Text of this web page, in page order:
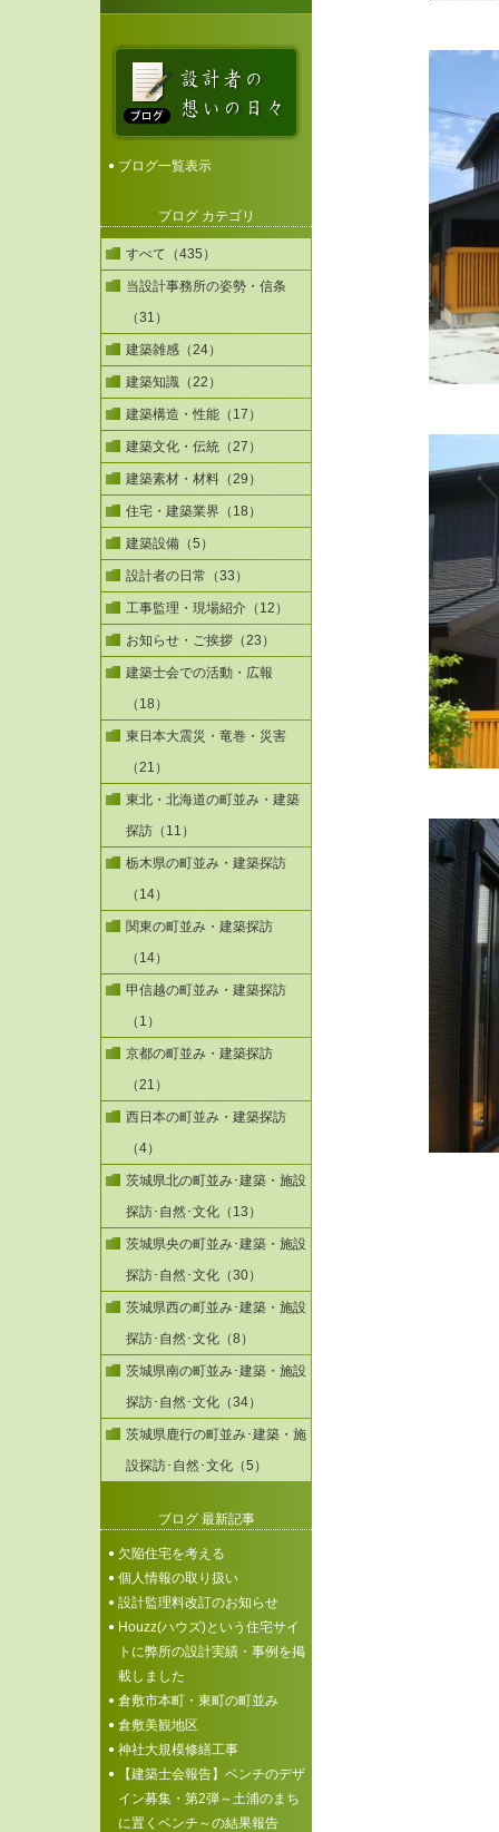
ブログ一覧表示
ブログ カテゴリ
すべて（435）
当設計事務所の姿勢・信条
（31）
建築雑感（24）
建築知識（22）
建築構造・性能（17）
建築文化・伝統（27）
建築素材・材料（29）
住宅・建築業界（18）
建築設備（5）
設計者の日常（33）
工事監理・現場紹介（12）
お知らせ・ご挨拶（23）
建築士会での活動・広報
（18）
東日本大震災・竜巻・災害
（21）
東北・北海道の町並み・建築
探訪（11）
栃木県の町並み・建築探訪
（14）
関東の町並み・建築探訪
（14）
甲信越の町並み・建築探訪
（1）
京都の町並み・建築探訪
（21）
西日本の町並み・建築探訪
（4）
茨城県北の町並み･建築・施設
探訪･自然･文化（13）
茨城県央の町並み･建築・施設
探訪･自然･文化（30）
茨城県西の町並み･建築・施設
探訪･自然･文化（8）
茨城県南の町並み･建築・施設
探訪･自然･文化（34）
茨城県鹿行の町並み･建築・施
設探訪･自然･文化（5）
ブログ 最新記事
欠陥住宅を考える
個人情報の取り扱い
設計監理料改訂のお知らせ
Houzz(ハウズ)という住宅サイ
トに弊所の設計実績・事例を掲
載しました
倉敷市本町・東町の町並み
倉敷美観地区
神社大規模修繕工事
【建築士会報告】ベンチのデザ
イン募集・第2弾～土浦のまち
に置くベンチ～の結果報告